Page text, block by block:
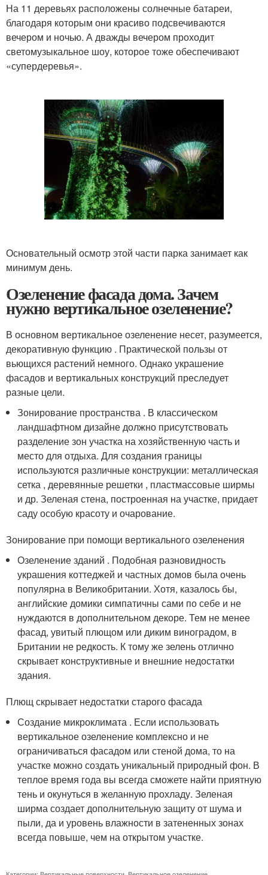
На 11 деревьях расположены солнечные батареи,
благодаря которым они красиво подсвечиваются
вечером и ночью. А дважды вечером проходит
светомузыкальное шоу, которое тоже обеспечивают
«супердеревья».
Основательный осмотр этой части парка занимает как
минимум день.
Озеленение фасада дома. Зачем
нужно вертикальное озеленение?
В основном вертикальное озеленение несет, разумеется,
декоративную функцию . Практической пользы от
вьющихся растений немного. Однако украшение
фасадов и вертикальных конструкций преследует
разные цели.
Зонирование пространства . В классическом
ландшафтном дизайне должно присутствовать
разделение зон участка на хозяйственную часть и
место для отдыха. Для создания границы
используются различные конструкции: металлическая
сетка , деревянные решетки , пластмассовые ширмы
и др. Зеленая стена, построенная на участке, придает
саду особую красоту и очарование.
Зонирование при помощи вертикального озеленения
Озеленение зданий . Подобная разновидность
украшения коттеджей и частных домов была очень
популярна в Великобритании. Хотя, казалось бы,
английские домики симпатичны сами по себе и не
нуждаются в дополнительном декоре. Тем не менее
фасад, увитый плющом или диким виноградом, в
Британии не редкость. К тому же зелень отлично
скрывает конструктивные и внешние недостатки
здания.
Плющ скрывает недостатки старого фасада
Создание микроклимата . Если использовать
вертикальное озеленение комплексно и не
ограничиваться фасадом или стеной дома, то на
участке можно создать уникальный природный фон. В
теплое время года вы всегда сможете найти приятную
тень и окунуться в желанную прохладу. Зеленая
ширма создает дополнительную защиту от шума и
пыли, да и уровень влажности в затененных зонах
всегда повыше, чем на открытом участке.